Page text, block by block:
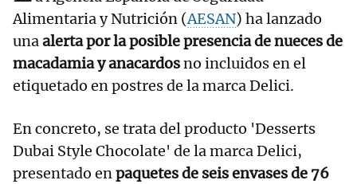
Alimentaria y Nutrición (AESAN) ha lanzado
unaalerta por la posible presencia de nueces de
macadamia y anacardosno incluidos en el
etiquetado en postres de la marca Delici.
En concreto, se trata del producto 'Desserts
Dubai Style Chocolate' de la marca Delici,
presentado enpaquetes de seis envases de 76